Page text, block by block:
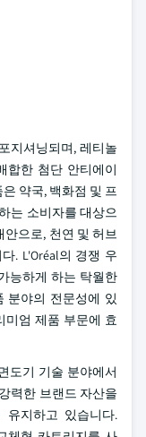
지셔닝되며, 레티놀
합한 첨단 안티에이
약국, 백화점 및 프
는 소비자를 대상으
안으로, 천연 및 허브
. L'Oréal의 경쟁 우
능하게 하는 탁월한
분야의 전문성에 있
미엄 제품 부문에 효
도기 기술 분야에서
력한 브랜드 자산을
지하고 있습니다.